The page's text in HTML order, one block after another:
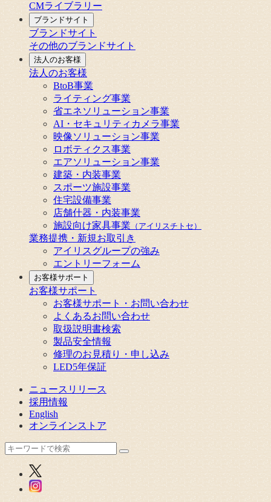
CMライブラリー
ブランドサイト
ブランドサイト
その他のブランドサイト
法人のお客様
法人のお客様
BtoB事業
ライティング事業
省エネソリューション事業
AI・セキュリティカメラ事業
映像ソリューション事業
ロボティクス事業
エアソリューション事業
建築・内装事業
スポーツ施設事業
住宅設備事業
店舗什器・内装事業
施設向け家具事業 （アイリスチトセ）
業務提携・新規お取引き
アイリスグループの強み
エントリーフォーム
お客様サポート
お客様サポート
お客様サポート・お問い合わせ
よくあるお問い合わせ
取扱説明書検索
製品安全情報
修理のお見積り・申し込み
LED5年保証
ニュースリリース
採用情報
English
オンラインストア